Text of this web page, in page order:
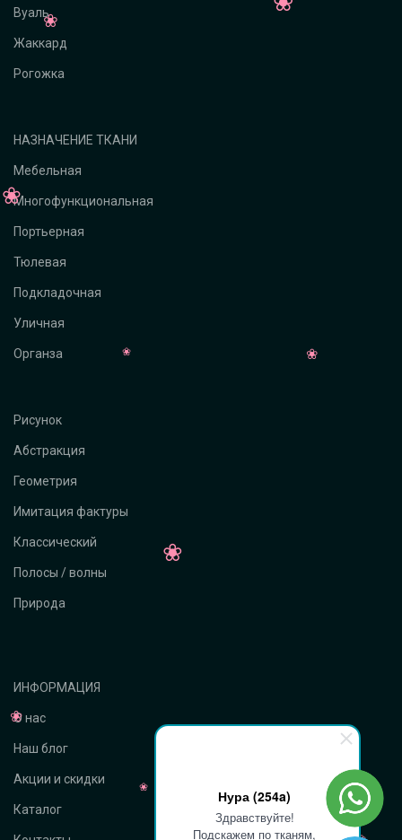
Нура (254a)
Здравствуйте!
Подскажем по тканям,
Вуаль
Жаккард
Рогожка
НАЗНАЧЕНИЕ ТКАНИ
Мебельная
Многофункциональная
Портьерная
Тюлевая
Подкладочная
Уличная
Органза
Рисунок
Абстракция
Геометрия
Имитация фактуры
Классический
Полосы / волны
Природа
ИНФОРМАЦИЯ
О нас
Наш блог
Акции и скидки
Каталог